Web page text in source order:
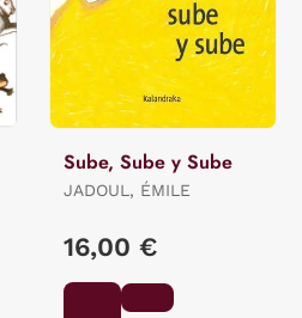
Sube, Sube y Sube
JADOUL, ÉMILE
16,00 €